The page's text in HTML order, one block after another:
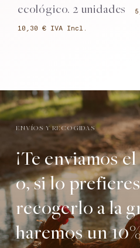
ecológico. 2 unidades
€
ENVÍOS Y RECOGIDAS
¡Te enviamos
o, si lo
recogerlo a la
haremos un